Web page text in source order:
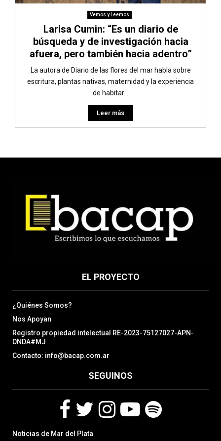
Vemos y Leemos
Larisa Cumin: “Es un diario de
búsqueda y de investigación hacia
afuera, pero también hacia adentro”
La autora de Diario de las flores del mar habla sobre
escritura, plantas nativas, maternidad y la experiencia
de habitar...
Leer más
EL PROYECTO
¿Quiénes Somos?
Nos Apoyan
Registro propiedad intelectual RE-2023-75127027-APN-
DNDA#MJ
Contacto: info@bacap.com.ar
SEGUINOS
a
w
Noticias de Mar del Plata